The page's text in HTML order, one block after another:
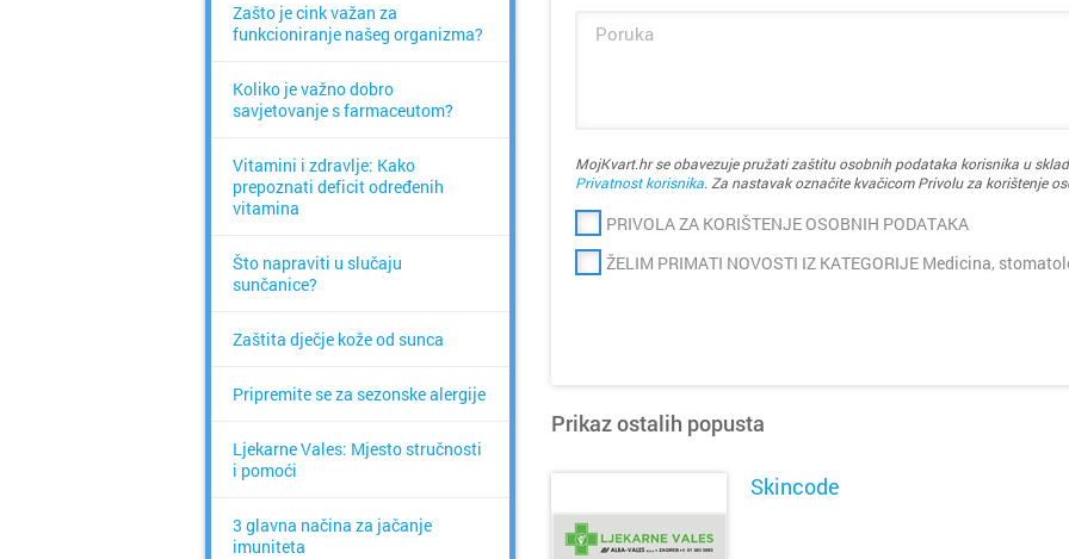
Zašto je cink važan za
funkcioniranje našeg organizma?
Koliko je važno dobro
savjetovanje s farmaceutom?
Vitamini i zdravlje: Kako
prepoznati deficit određenih
vitamina
Što napraviti u slučaju
sunčanice?
Zaštita dječje kože od sunca
Pripremite se za sezonske alergije
Ljekarne Vales: Mjesto stručnosti
i pomoći
3 glavna načina za jačanje
imuniteta
MojKvart.hr se obavezuje pružati zaštitu osobnih podataka korisnika u
Privatnost korisnika. Za nastavak označite kvačicom Privolu za korištenje
PRIVOLA ZA KORIŠTENJE OSOBNIH PODATAKA
ŽELIM PRIMATI NOVOSTI IZ KATEGORIJE Medicina,
Prikaz ostalih popusta
Skincode